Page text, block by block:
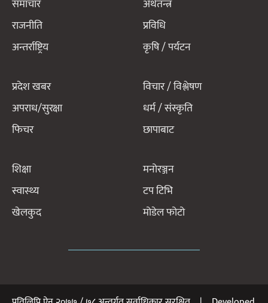
समाचार
राजनीति
अन्तर्राष्ट्रिय
अर्थतन्त्र
प्रविधि
कृषि / पर्यटन
प्रदेश खबर
अपराध/सुरक्षा
फिचर
विचार / विश्लेषण
धर्म / संस्कृति
छापाबाट
शिक्षा
स्वास्थ्य
खेलकुद
मनोरञ्जन
टप टिभि
मोडेल फोटो